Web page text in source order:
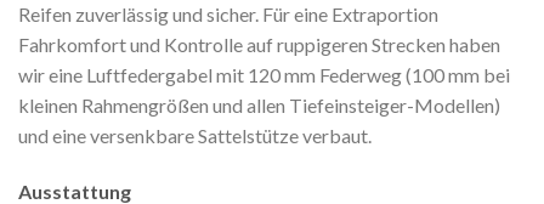
Reifen zuverlässig und sicher. Für eine Extraportion
Fahrkomfort und Kontrolle auf ruppigeren Strecken haben
wir eine Luftfedergabel mit 120 mm Federweg (100 mm bei
kleinen Rahmengrößen und allen Tiefeinsteiger-Modellen)
und eine versenkbare Sattelstütze verbaut.
Ausstattung